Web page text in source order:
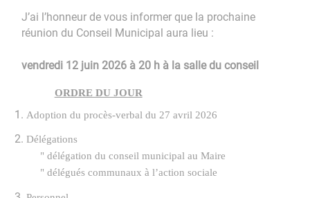
J’ai l’honneur de vous informer que la prochaine
réunion du Conseil Municipal aura lieu :
vendredi 12 juin 2026 à 20 h à la salle du conseil
ORDRE DU JOUR
Adoption du procès-verbal du 27 avril 2026
Délégations
" délégation du conseil municipal au Maire
" délégués communaux à l’action sociale